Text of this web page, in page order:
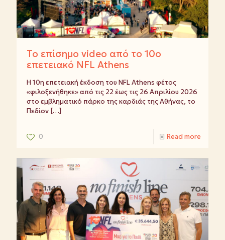
Το επίσημο video από το 10ο
επετειακό NFL Athens
Η 10η επετειακή έκδοση του NFL Athens φέτος
«φιλοξενήθηκε» από τις 22 έως τις 26 Απριλίου 2026
στο εμβληματικό πάρκο της καρδιάς της Αθήνας, το
Πεδίον […]
0 Read more